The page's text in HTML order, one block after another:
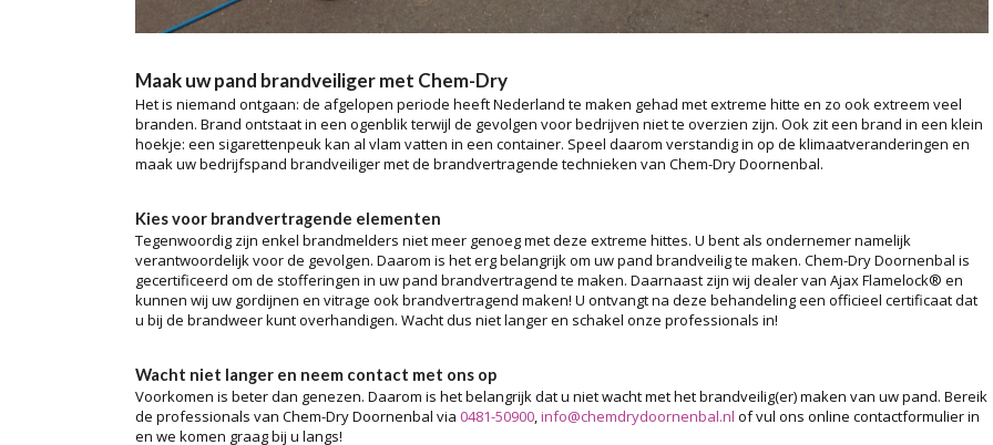
Maak uw pand brandveiliger met Chem-Dry
Het is niemand ontgaan: de afgelopen periode heeft Nederland te maken gehad met extreme hitte en zo ook extreem veel
branden. Brand ontstaat in een ogenblik terwijl de gevolgen voor bedrijven niet te overzien zijn. Ook zit een brand in een klein
hoekje: een sigarettenpeuk kan al vlam vatten in een container. Speel daarom verstandig in op de klimaatveranderingen en
maak uw bedrijfspand brandveiliger met de brandvertragende technieken van Chem-Dry Doornenbal.
Kies voor brandvertragende elementen
Tegenwoordig zijn enkel brandmelders niet meer genoeg met deze extreme hittes. U bent als ondernemer namelijk
verantwoordelijk voor de gevolgen. Daarom is het erg belangrijk om uw pand brandveilig te maken. Chem-Dry Doornenbal is
gecertificeerd om de stofferingen in uw pand brandvertragend te maken. Daarnaast zijn wij dealer van Ajax Flamelock® en
kunnen wij uw gordijnen en vitrage ook brandvertragend maken! U ontvangt na deze behandeling een officieel certificaat dat
u bij de brandweer kunt overhandigen. Wacht dus niet langer en schakel onze professionals in!
Wacht niet langer en neem contact met ons op
Voorkomen is beter dan genezen. Daarom is het belangrijk dat u niet wacht met het brandveilig(er) maken van uw pand. Bereik
de professionals van Chem-Dry Doornenbal via 0481-50900 info@chemdrydoornenbal.nl of vul ons online contactformulier in
en we komen graag bij u langs!